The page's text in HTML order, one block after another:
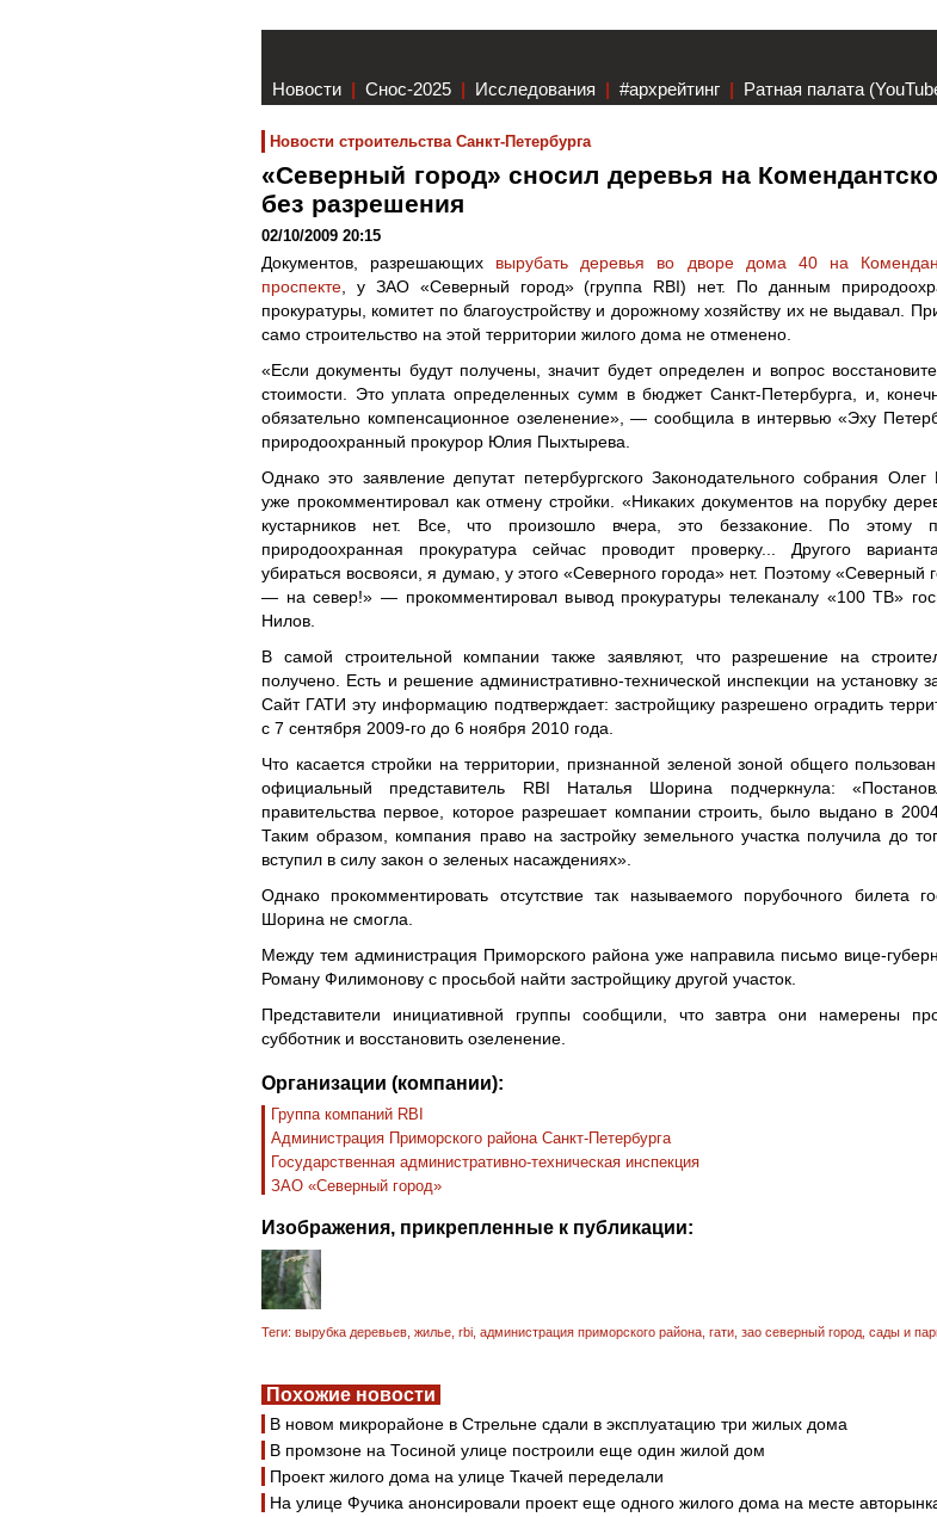
Новости | Снос-2025 | Исследования | #архрейтинг | Ратная палата
Новости строительства Санкт-Петербурга
«Северный город» сносил деревья на
без разрешения
02/10/2009 20:15
Документов, разрешающих вырубать деревья во дворе дома 40 на
проспекте , у ЗАО «Северный город» (группа RBI) нет. По данным
прокуратуры, комитет по благоустройству и дорожному хозяйству их не выдавал.
само строительство на этой территории жилого дома не отменено.
«Если документы будут получены, значит будет определен и вопрос
стоимости. Это уплата определенных сумм в бюджет Санкт-Петербурга, и,
обязательно компенсационное озеленение», — сообщила в интервью «Эху
природоохранный прокурор Юлия Пыхтырева.
Однако это заявление депутат петербургского Законодательного собрания Олег
уже прокомментировал как отмену стройки. «Никаких документов на порубку
кустарников нет. Все, что произошло вчера, это беззаконие. По этому
природоохранная прокуратура сейчас проводит проверку... Другого
убираться восвояси, я думаю, у этого «Северного города» нет. Поэтому «Северный
— на север!» — прокомментировал вывод прокуратуры телеканалу «100 ТВ»
Нилов.
В самой строительной компании также заявляют, что разрешение на
получено. Есть и решение административно-технической инспекции на установку
Сайт ГАТИ эту информацию подтверждает: застройщику разрешено оградить
с 7 сентября 2009-го до 6 ноября 2010 года.
Что касается стройки на территории, признанной зеленой зоной общего
официальный представитель RBI Наталья Шорина подчеркнула:
правительства первое, которое разрешает компании строить, было выдано в 2004
Таким образом, компания право на застройку земельного участка получила до
вступил в силу закон о зеленых насаждениях».
Однако прокомментировать отсутствие так называемого порубочного билета
Шорина не смогла.
Между тем администрация Приморского района уже направила письмо вице-
Роману Филимонову с просьбой найти застройщику другой участок.
Представители инициативной группы сообщили, что завтра они намерены
субботник и восстановить озеленение.
Организации (компании):
Группа компаний RBI
Администрация Приморского района Санкт-Петербурга
Государственная административно-техническая инспекция
ЗАО «Северный город»
Изображения, прикрепленные к публикации:
Теги: вырубка деревьев жилье rbi администрация приморского района гати зао северный город сады и
Похожие новости
В новом микрорайоне в Стрельне сдали в эксплуатацию три жилых дома
В промзоне на Тосиной улице построили еще один жилой дом
Проект жилого дома на улице Ткачей переделали
На улице Фучика анонсировали проект еще одного жилого дома на месте